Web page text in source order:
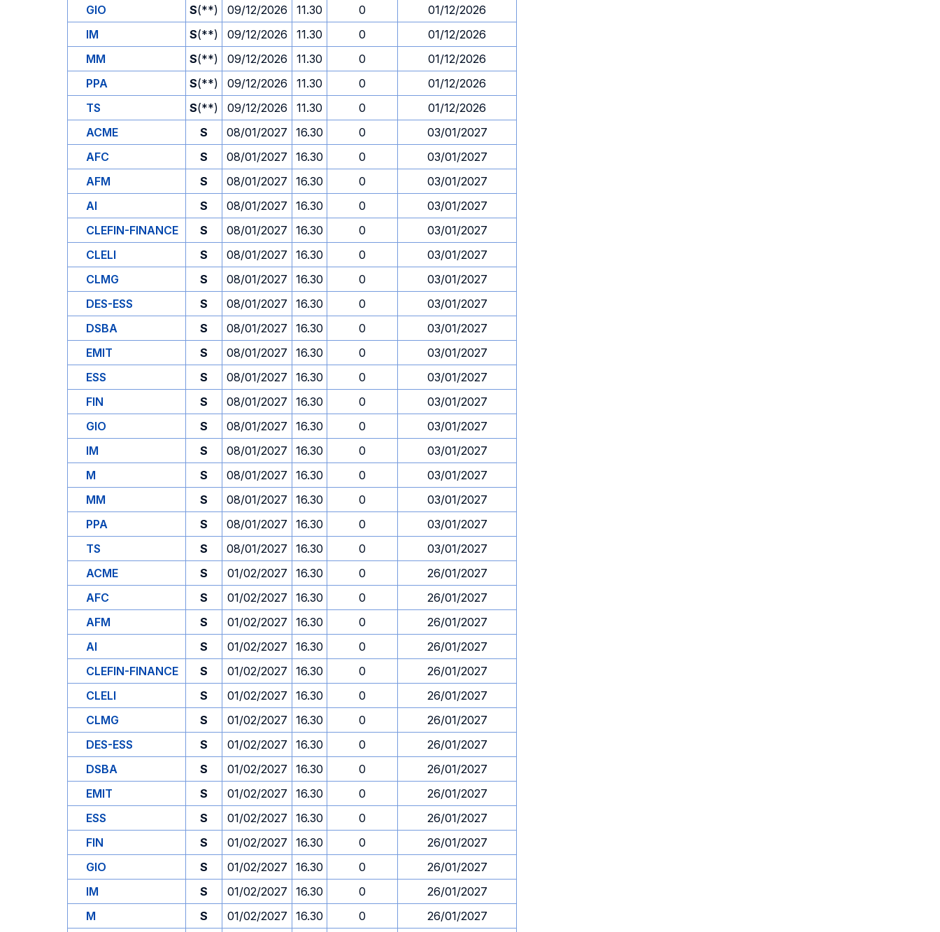
GIO
S(**) 09/12/2026 11.30 0
01/12/2026
IM
S(**) 09/12/2026 11.30 0
01/12/2026
MM
S(**) 09/12/2026 11.30 0
01/12/2026
PPA
S(**) 09/12/2026 11.30 0
01/12/2026
TS
S(**) 09/12/2026 11.30 0
01/12/2026
ACME
S 08/01/2027 16.30 0
03/01/2027
AFC
S 08/01/2027 16.30 0
03/01/2027
AFM
S 08/01/2027 16.30 0
03/01/2027
AI
S 08/01/2027 16.30 0
03/01/2027
CLEFIN-FINANCE
S 08/01/2027 16.30 0
03/01/2027
CLELI
S 08/01/2027 16.30 0
03/01/2027
CLMG
S 08/01/2027 16.30 0
03/01/2027
DES-ESS
S 08/01/2027 16.30 0
03/01/2027
DSBA
S 08/01/2027 16.30 0
03/01/2027
EMIT
S 08/01/2027 16.30 0
03/01/2027
ESS
S 08/01/2027 16.30 0
03/01/2027
FIN
S 08/01/2027 16.30 0
03/01/2027
GIO
S 08/01/2027 16.30 0
03/01/2027
IM
S 08/01/2027 16.30 0
03/01/2027
M
S 08/01/2027 16.30 0
03/01/2027
MM
S 08/01/2027 16.30 0
03/01/2027
PPA
S 08/01/2027 16.30 0
03/01/2027
TS
S 08/01/2027 16.30 0
03/01/2027
ACME
S 01/02/2027 16.30 0
26/01/2027
AFC
S 01/02/2027 16.30 0
26/01/2027
AFM
S 01/02/2027 16.30 0
26/01/2027
AI
S 01/02/2027 16.30 0
26/01/2027
CLEFIN-FINANCE
S 01/02/2027 16.30 0
26/01/2027
CLELI
S 01/02/2027 16.30 0
26/01/2027
CLMG
S 01/02/2027 16.30 0
26/01/2027
DES-ESS
S 01/02/2027 16.30 0
26/01/2027
DSBA
S 01/02/2027 16.30 0
26/01/2027
EMIT
S 01/02/2027 16.30 0
26/01/2027
ESS
S 01/02/2027 16.30 0
26/01/2027
FIN
S 01/02/2027 16.30 0
26/01/2027
GIO
S 01/02/2027 16.30 0
26/01/2027
IM
S 01/02/2027 16.30 0
26/01/2027
M
S 01/02/2027 16.30 0
26/01/2027